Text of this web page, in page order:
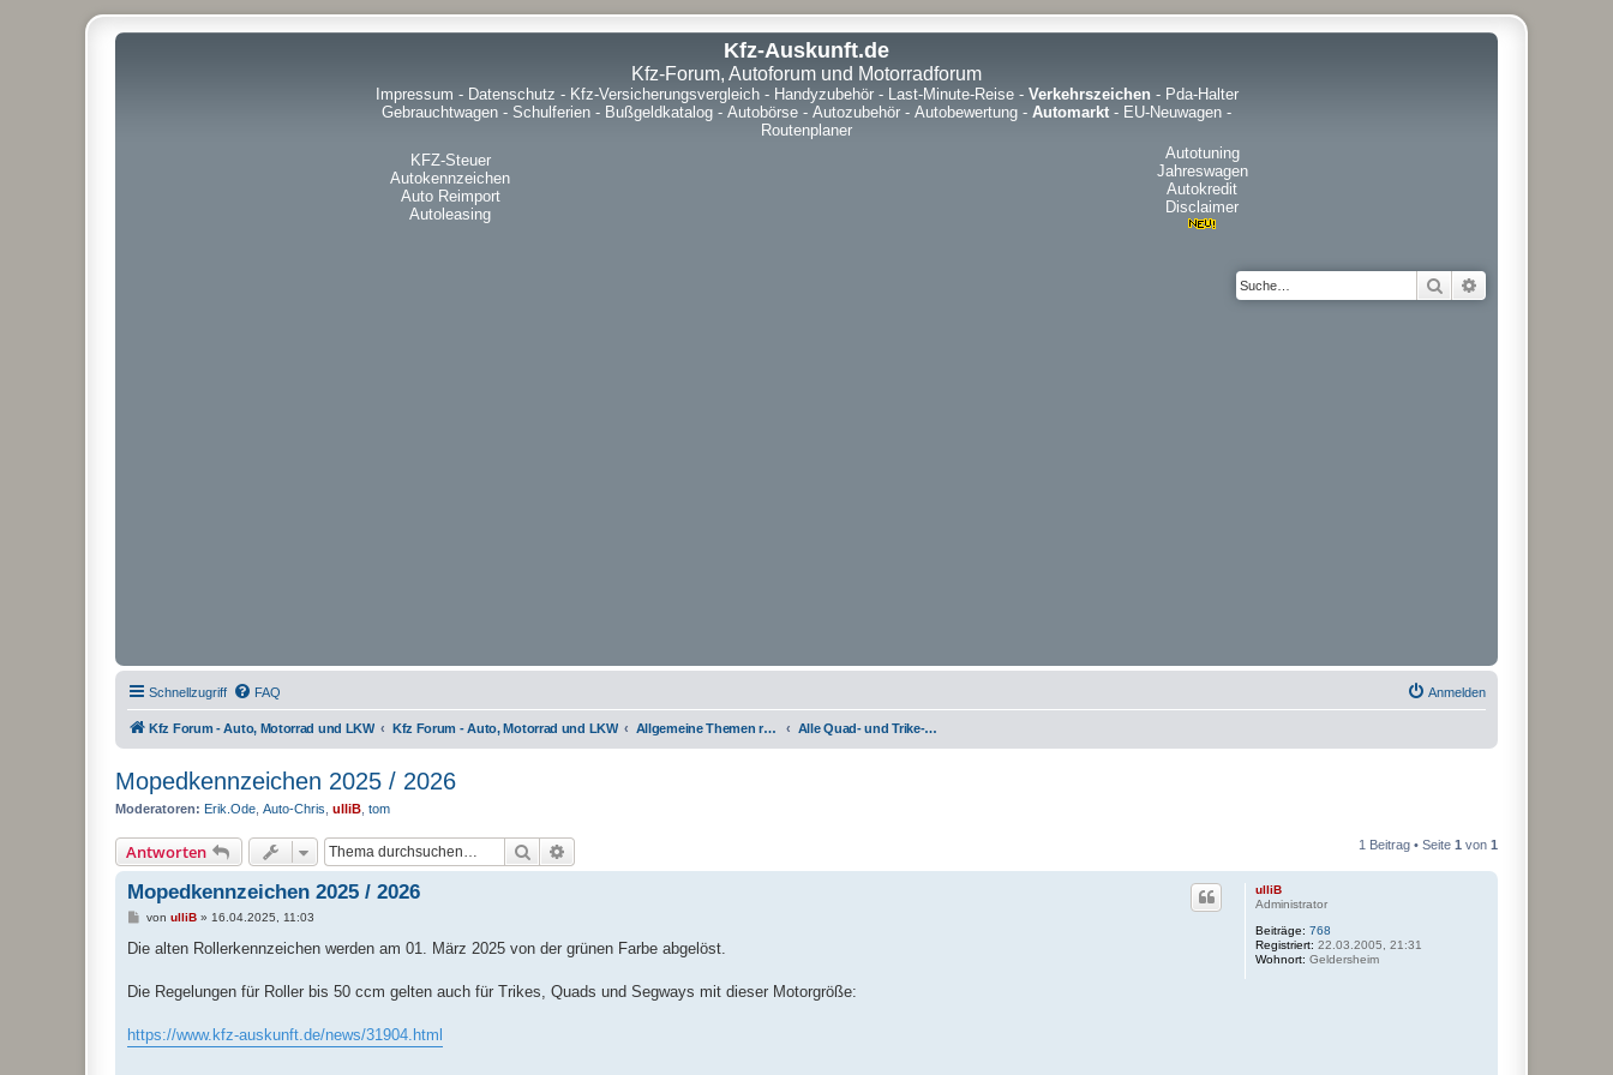
Kfz-Auskunft.de
Kfz-Forum, Autoforum und Motorradforum
Impressum - Datenschutz - Kfz-Versicherungsvergleich- Handyzubehör- Last-Minute-Reise- Verkehrszeichen- Pda-Halter
Gebrauchtwagen - Schulferien - Bußgeldkatalog - Autobörse - Autozubehör - Autobewertung - Automarkt - EU-Neuwagen -
Routenplaner
KFZ-Steuer
Autokennzeichen
Auto Reimport
Autoleasing
Autotuning
Jahreswagen
Autokredit
Disclaimer
Suche
Schnellzugriff FAQ Anmelden
Kfz Forum - Auto, Motorrad und LKW Kfz Forum - Auto, Motorrad und LKW Allgemeine Themen rund um Motorräder, Trikes, Quads, ATVs, zweirädrige Kleinkrafträder, Mopedautos und Microcars Alle Quad- und Trike-Hersteller, Lob & Kritik
Mopedkennzeichen 2025 / 2026
Moderatoren: Erik.Ode Auto-Chris ulliB tom
Antworten Suche 1 Beitrag • Seite 1 von 1
ulliB
Administrator
Beiträge: 768
Registriert: 22.03.2005, 21:31
Wohnort: Geldersheim
Mopedkennzeichen 2025 / 2026
B
i
a
von ulliB» 16.04.2025, 11:03
Die alten Rollerkennzeichen werden am 01. März 2025 von der grünen Farbe abgelöst.
Die Regelungen für Roller bis 50 ccm gelten auch für Trikes, Quads und Segways mit dieser Motorgröße:
https://www.kfz-auskunft.de/news/31904.html